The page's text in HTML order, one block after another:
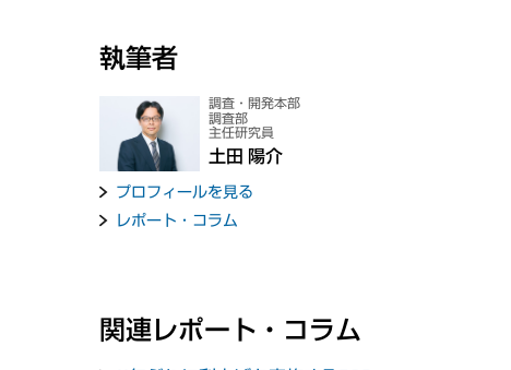
執筆者
調査・開発本部
調査部
主任研究員
土田 陽介
プロフィールを見る
レポート・コラム
関連レポート・コラム